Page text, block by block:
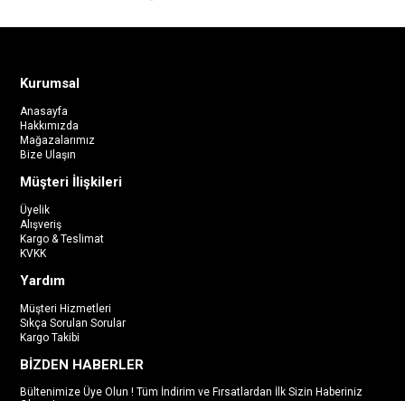
Kurumsal
Anasayfa
Hakkımızda
Mağazalarımız
Bize Ulaşın
Müşteri İlişkileri
Üyelik
Alışveriş
Kargo & Teslimat
KVKK
Yardım
Müşteri Hizmetleri
Sıkça Sorulan Sorular
Kargo Takibi
BİZDEN HABERLER
Bültenimize Üye Olun ! Tüm İndirim ve Fırsatlardan İlk Sizin Haberiniz